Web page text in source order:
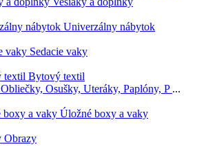
Univerzálny nábytok
Sedacie vaky
Bytový textil
Obliečky, Osušky, Uteráky, Paplóny, P ...
Úložné boxy a vaky
Obrazy